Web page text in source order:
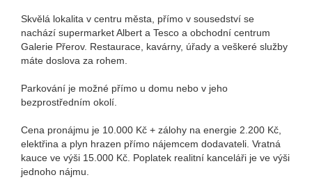
Skvělá lokalita v centru města, přímo v sousedství se
nachází supermarket Albert a Tesco a obchodní centrum
Galerie Přerov. Restaurace, kavárny, úřady a veškeré služby
máte doslova za rohem.
Parkování je možné přímo u domu nebo v jeho
bezprostředním okolí.
Cena pronájmu je 10.000 Kč + zálohy na energie 2.200 Kč,
elektřina a plyn hrazen přímo nájemcem dodavateli. Vratná
kauce ve výši 15.000 Kč. Poplatek realitní kanceláři je ve výši
jednoho nájmu.